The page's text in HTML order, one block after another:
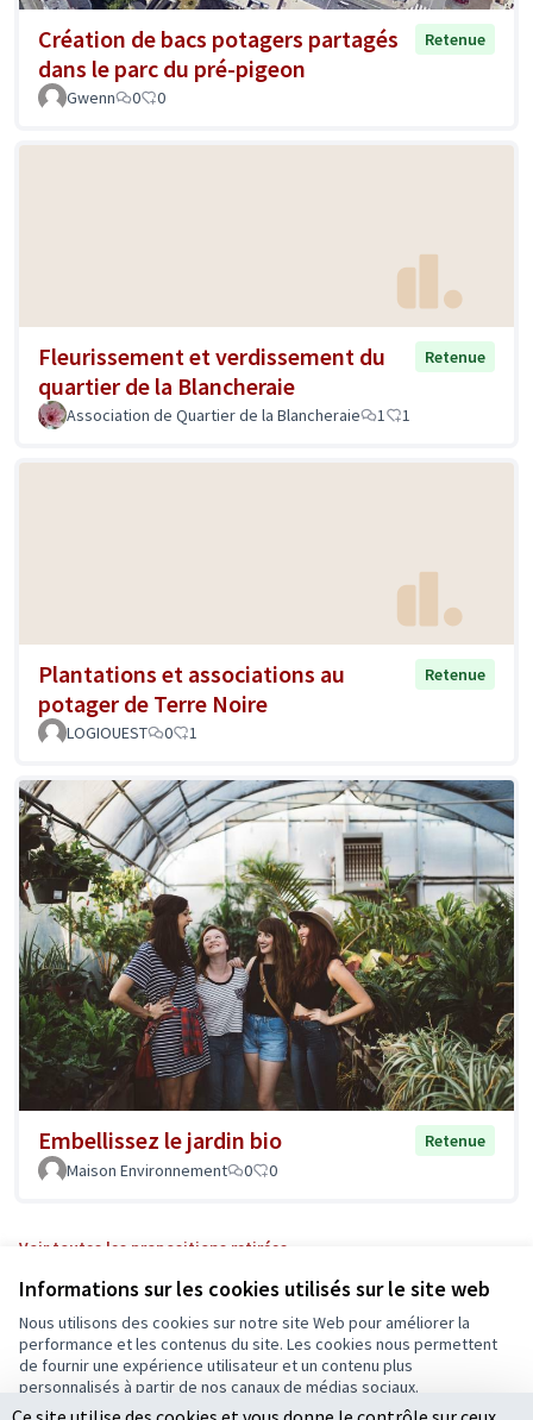
Informations sur les cookies utilisés sur le site web
Nous utilisons des cookies sur notre site Web pour améliorer la
performance et les contenus du site. Les cookies nous permettent
de fournir une expérience utilisateur et un contenu plus
personnalisés à partir de nos canaux de médias sociaux.
Création de bacs potagers partagés
dans le parc du pré-pigeon
Retenue
Gwenn 0 0
Fleurissement et verdissement du
quartier de la Blancheraie
Retenue
Association de Quartier de la Blancheraie 1 1
Plantations et associations au
potager de Terre Noire
Retenue
LOGIOUEST 0 1
Embellissez le jardin bio
Retenue
Maison Environnement
0 0
Voir toutes les propositions retirées
Conditions d'utilisation
Paramètres des cookies
Ecrivons Angers sur X
(Lien externe)
Ecrivons Angers sur Facebook
(Lien externe)